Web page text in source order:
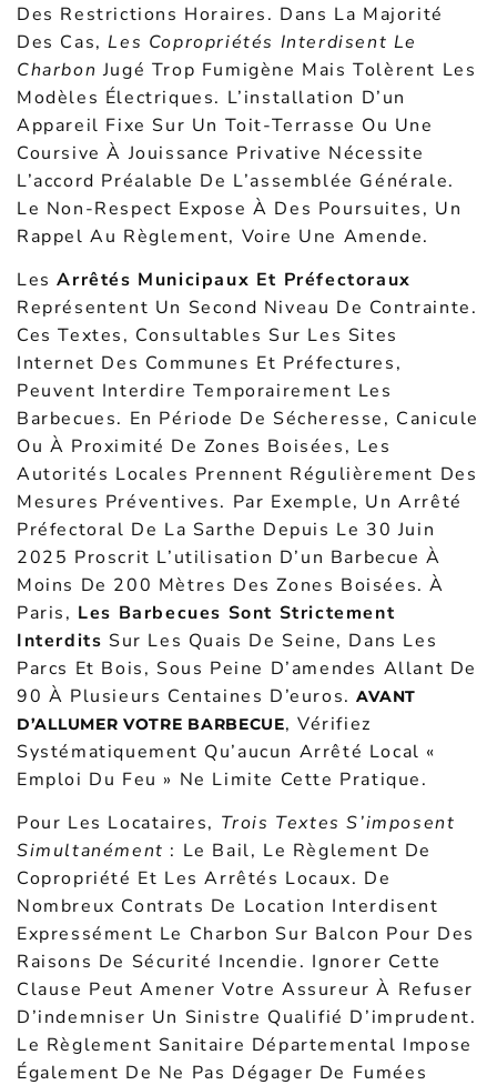
Des Restrictions Horaires. Dans La Majorité
Des Cas,Les Copropriétés Interdisent Le
Charbon Jugé Trop Fumigène Mais Tolèrent Les
Modèles Électriques. L’installation D’un
Appareil Fixe Sur Un Toit-Terrasse Ou Une
Coursive À Jouissance Privative Nécessite
L’accord Préalable De L’assemblée Générale.
Le Non-Respect Expose À Des Poursuites, Un
Rappel Au Règlement, Voire Une Amende.
LesArrêtés Municipaux Et Préfectoraux
Représentent Un Second Niveau De Contrainte.
Ces Textes, Consultables Sur Les Sites
Internet Des Communes Et Préfectures,
Peuvent Interdire Temporairement Les
Barbecues. En Période De Sécheresse, Canicule
Ou À Proximité De Zones Boisées, Les
Autorités Locales Prennent Régulièrement Des
Mesures Préventives. Par Exemple, Un Arrêté
Préfectoral De La Sarthe Depuis Le 30 Juin
2025 Proscrit L’utilisation D’un Barbecue À
Moins De 200 Mètres Des Zones Boisées. À
Paris, Les Barbecues Sont Strictement
Interdits Sur Les Quais De Seine, Dans Les
Parcs Et Bois, Sous Peine D’amendes Allant De
90 À Plusieurs Centaines D’euros.AVANT
D’ALLUMER VOTRE BARBECUE, Vérifiez
Systématiquement Qu’aucun Arrêté Local «
Emploi Du Feu » Ne Limite Cette Pratique.
Pour Les Locataires, Trois Textes S’imposent
Simultanément : Le Bail, Le Règlement De
Copropriété Et Les Arrêtés Locaux. De
Nombreux Contrats De Location Interdisent
Expressément Le Charbon Sur Balcon Pour Des
Raisons De Sécurité Incendie. Ignorer Cette
Clause Peut Amener Votre Assureur À Refuser
D’indemniser Un Sinistre Qualifié D’imprudent.
Le Règlement Sanitaire Départemental Impose
Également De Ne Pas Dégager De Fumées